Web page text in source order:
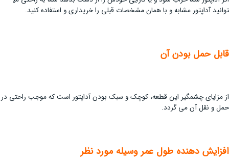
توانید آداپتور مشابه و با همان مشخصات قبلی را خریداری و استفاده کنید.
قابل حمل بودن آن
از مزایای چشمگیر این قطعه، کوچک و سبک بودن آداپتور است که موجب راحتی در
حمل و نقل آن می­ گردد.
افزایش دهنده طول عمر وسیله مورد نظر